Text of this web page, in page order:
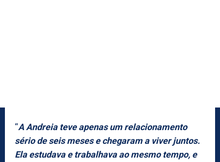
“A Andreia teve apenas um relacionamento
sério de seis meses e chegaram a viver juntos.
Ela estudava e trabalhava ao mesmo tempo, e